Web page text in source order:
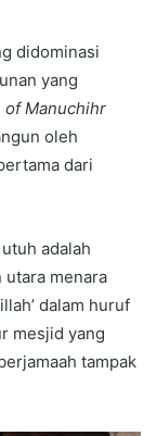
didominasi
yang
of Manuchihr
oleh
dari
adalah
utara menara
dalam huruf
mesjid yang
tampak